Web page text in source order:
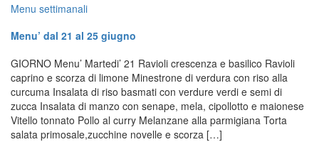
Menu settimanali
Menu’ dal 21 al 25 giugno
GIORNO Menu’ Martedi’ 21 Ravioli crescenza e basilico Ravioli
caprino e scorza di limone Minestrone di verdura con riso alla
curcuma Insalata di riso basmati con verdure verdi e semi di
zucca Insalata di manzo con senape, mela, cipollotto e maionese
Vitello tonnato Pollo al curry Melanzane alla parmigiana Torta
salata primosale,zucchine novelle e scorza […]